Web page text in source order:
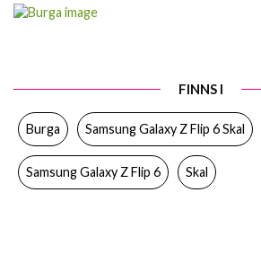
Material Hårdplast
Varumärke
Tillverkarens art nr
FINNS I
Burga Samsung Galaxy Z Flip 6 Skal
Samsung Galaxy Z Flip 6 Skal